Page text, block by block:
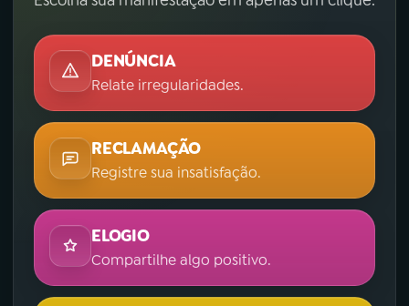
DENÚNCIA
Relate irregularidades.
RECLAMAÇÃO
Registre sua insatisfação.
ELOGIO
Compartilhe algo positivo.